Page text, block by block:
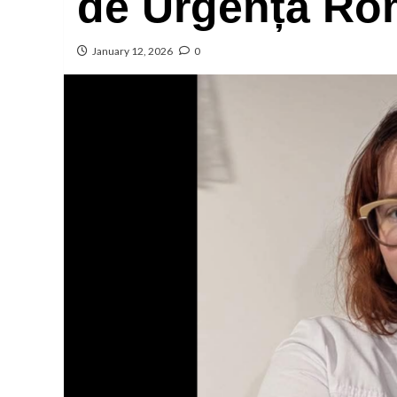
January 12, 2026 0